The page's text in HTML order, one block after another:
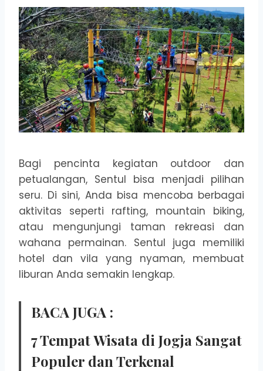
Bagi pencinta kegiatan outdoor dan
petualangan, Sentul bisa menjadi pilihan
seru. Di sini, Anda bisa mencoba berbagai
aktivitas seperti rafting, mountain biking,
atau mengunjungi taman rekreasi dan
wahana permainan. Sentul juga memiliki
hotel dan vila yang nyaman, membuat
liburan Anda semakin lengkap.
BACA JUGA :
7 Tempat Wisata di Jogja Sangat
Populer dan Terkenal